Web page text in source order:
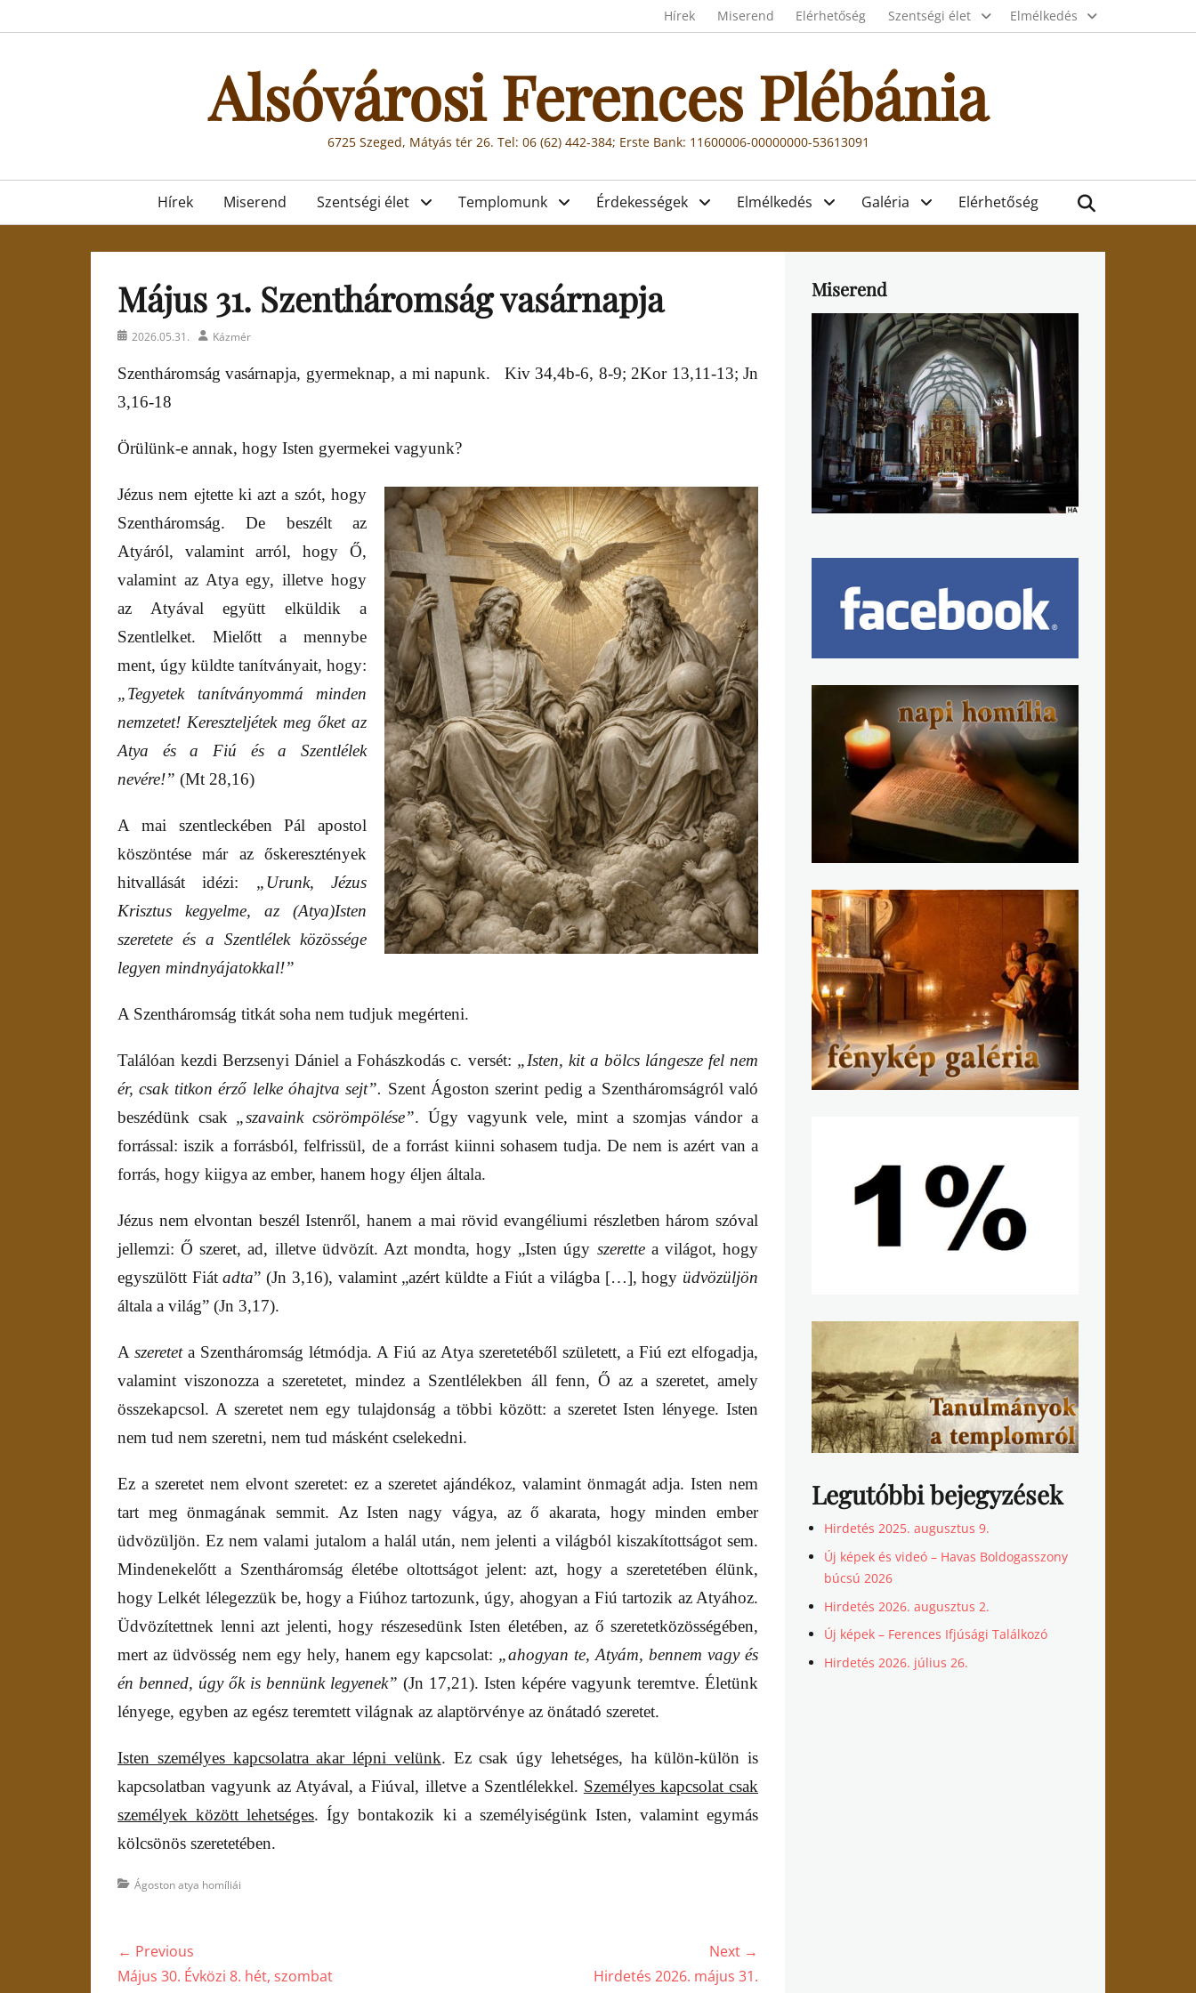
to
Header menu
Hírek Miserend Elérhetőség Szentségi élet Elmélkedés
Alsóvárosi Ferences Plébánia
6725 Szeged, Mátyás tér 26. Tel: 06 (62) 442-384; Erste Bank: 11600006-00000000-53613091
Primary
menu
Hírek Miserend Szentségi élet Templomunk Érdekességek Elmélkedés Galéria Elérhetőség
Május 31. Szentháromság vasárnapja
Posted2026.05.31. AuthorKázmér
Szentháromság vasárnapja, gyermeknap, a mi napunk.Kiv 34,4b-6, 8-9; 2Kor 13,11-13; Jn
3,16-18
Örülünk-e annak, hogy Isten gyermekei vagyunk?
Jézus nem ejtette ki azt a szót, hogy
Szentháromság. De beszélt az
Atyáról, valamint arról, hogy Ő,
valamint az Atya egy, illetve hogy
az Atyával együtt elküldik a
Szentlelket. Mielőtt a mennybe
ment, úgy küldte tanítványait, hogy:
„Tegyetek tanítványommá minden
nemzetet! Kereszteljétek meg őket az
Atya és a Fiú és a Szentlélek
nevére!” (Mt 28,16)
A mai szentleckében Pál apostol
köszöntése már az őskeresztények
hitvallását idézi: „Urunk, Jézus
Krisztus kegyelme, az (Atya)Isten
szeretete és a Szentlélek közössége
legyen mindnyájatokkal!”
A Szentháromság titkát soha nem tudjuk megérteni.
Találóan kezdi Berzsenyi Dániel a Fohászkodás c. versét: „Isten, kit a bölcs lángesze fel nem
ér, csak titkon érző lelke óhajtva sejt”. Szent Ágoston szerint pedig a Szentháromságról való
beszédünk csak „szavaink csörömpölése”. Úgy vagyunk vele, mint a szomjas vándor a
forrással: iszik a forrásból, felfrissül, de a forrást kiinni sohasem tudja. De nem is azért van a
forrás, hogy kiigya az ember, hanem hogy éljen általa.
Jézus nem elvontan beszél Istenről, hanem a mai rövid evangéliumi részletben három szóval
jellemzi: Ő szeret, ad, illetve üdvözít. Azt mondta, hogy „Isten úgy szerettea világot, hogy
egyszülött Fiátadta” (Jn 3,16), valamint „azért küldte a Fiút a világba […], hogy üdvözüljön
általa a világ” (Jn 3,17).
A szereteta Szentháromság létmódja. A Fiú az Atya szeretetéből született, a Fiú ezt elfogadja,
valamint viszonozza a szeretetet, mindez a Szentlélekben áll fenn, Ő az a szeretet, amely
összekapcsol. A szeretet nem egy tulajdonság a többi között: a szeretet Isten lényege. Isten
nem tud nem szeretni, nem tud másként cselekedni.
Ez a szeretet nem elvont szeretet: ez a szeretet ajándékoz, valamint önmagát adja. Isten nem
tart meg önmagának semmit. Az Isten nagy vágya, az ő akarata, hogy minden ember
üdvözüljön. Ez nem valami jutalom a halál után, nem jelenti a világból kiszakítottságot sem.
Mindenekelőtt a Szentháromság életébe oltottságot jelent: azt, hogy a szeretetében élünk,
hogy Lelkét lélegezzük be, hogy a Fiúhoz tartozunk, úgy, ahogyan a Fiú tartozik az Atyához.
Üdvözítettnek lenni azt jelenti, hogy részesedünk Isten életében, az ő szeretetközösségében,
mert az üdvösség nem egy hely, hanem egy kapcsolat: „ahogyan te, Atyám, bennem vagy és
én benned, úgy ők is bennünk legyenek” (Jn 17,21). Isten képére vagyunk teremtve. Életünk
lényege, egyben az egész teremtett világnak az alaptörvénye az önátadó szeretet.
Isten személyes kapcsolatra akar lépni velünk. Ez csak úgy lehetséges, ha külön-külön is
kapcsolatban vagyunk az Atyával, a Fiúval, illetve a Szentlélekkel. Személyes kapcsolat csak
személyek között lehetséges. Így bontakozik ki a személyiségünk Isten, valamint egymás
kölcsönös szeretetében.
Categories
Ágoston atya homíliái
Bejegyzés
navigáció
← Previous
Previous
Május 30. Évközi 8. hét, szombat
Next →
Hirdetés 2026. május 31.
Miserend
Legutóbbi bejegyzések
Hirdetés 2025. augusztus 9.
Új képek és videó – Havas Boldogasszony
búcsú 2026
Hirdetés 2026. augusztus 2.
Új képek – Ferences Ifjúsági Találkozó
Hirdetés 2026. július 26.